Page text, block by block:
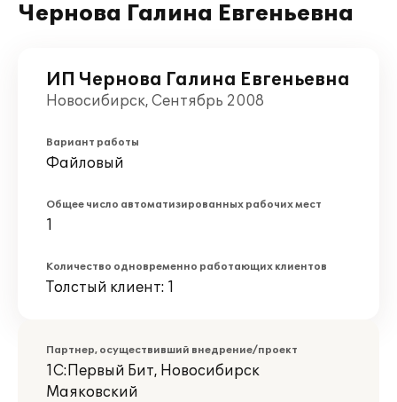
Чернова Галина Евгеньевна
ИП Чернова Галина Евгеньевна
Новосибирск, Сентябрь 2008
Вариант работы
Файловый
Общее число автоматизированных рабочих мест
1
Количество одновременно работающих клиентов
Толстый клиент: 1
Партнер, осуществивший внедрение/проект
1С:Первый Бит, Новосибирск
Маяковский